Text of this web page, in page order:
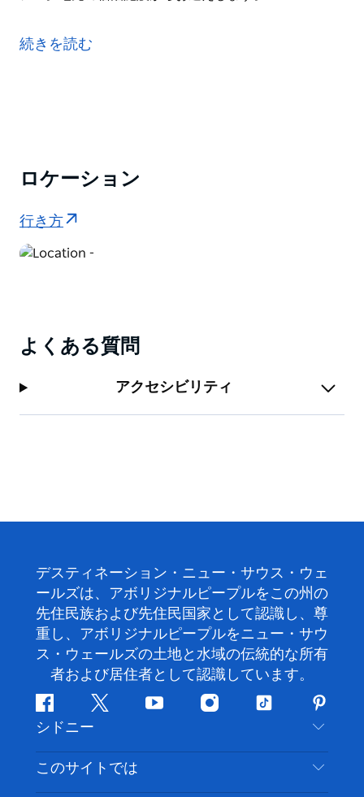
アーを提供しています。
続きを読む
ロケーション
行き方
よくある質問
アクセシビリティ
デスティネーション・ニュー・サウス・ウェ
ールズは、アボリジナルピープルをこの州の
先住民族および先住民国家として認識し、尊
重し、アボリジナルピープルをニュー・サウ
ス・ウェールズの土地と水域の伝統的な所有
者および居住者として認識しています。
フ
ェ
イ
ス
ブ
ツ
ッ
タ
ー
ユ
チ
ー
イ
ス
グ
テ
ッ
ト
ピ
ン
タ
レ
ス
シドニー
お問い合わせ
免責事項
このサイトでは